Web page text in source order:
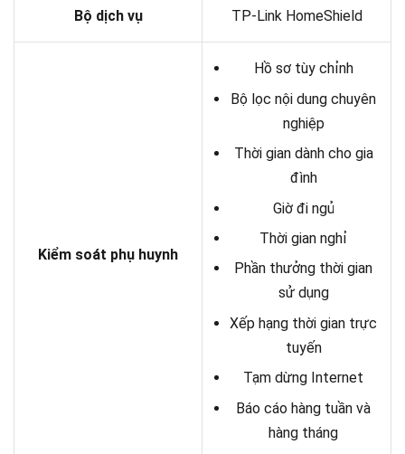
Bộ dịch vụ TP-Link HomeShield
Kiểm soát phụ huynh
Hồ sơ tùy chỉnh
Bộ lọc nội dung chuyên
nghiệp
Thời gian dành cho gia
đình
Giờ đi ngủ
Thời gian nghỉ
Phần thưởng thời gian
sử dụng
Xếp hạng thời gian trực
tuyến
Tạm dừng Internet
Báo cáo hàng tuần và
hàng tháng